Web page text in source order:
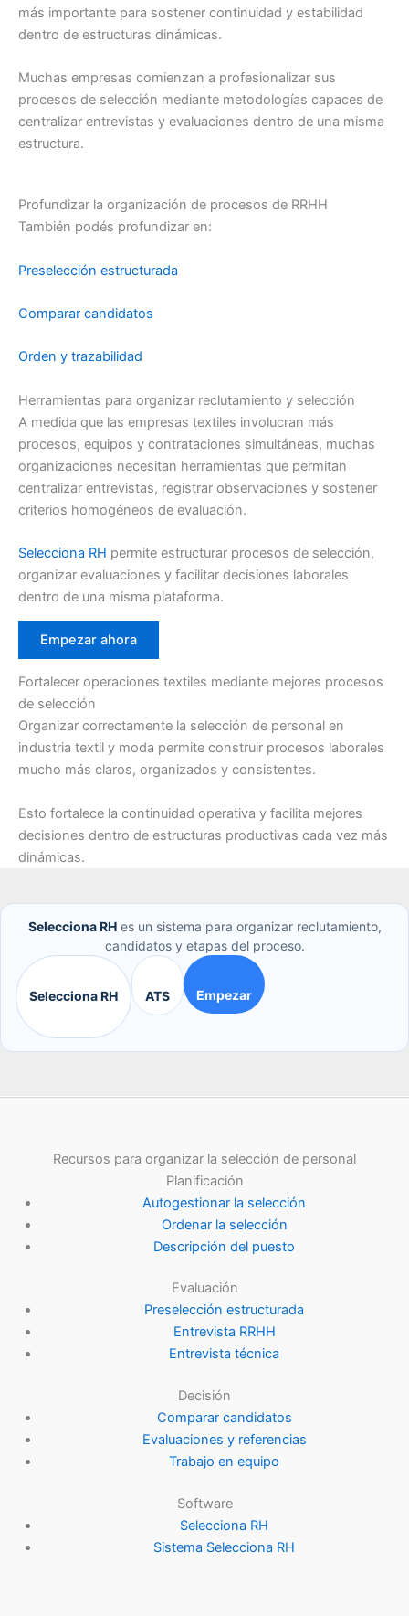
más importante para sostener continuidad y estabilidad
dentro de estructuras dinámicas.
Muchas empresas comienzan a profesionalizar sus
procesos de selección mediante metodologías capaces de
centralizar entrevistas y evaluaciones dentro de una misma
estructura.
Profundizar la organización de procesos de RRHH
También podés profundizar en:
Preselección estructurada
Comparar candidatos
Orden y trazabilidad
Herramientas para organizar reclutamiento y selección
A medida que las empresas textiles involucran más
procesos, equipos y contrataciones simultáneas, muchas
organizaciones necesitan herramientas que permitan
centralizar entrevistas, registrar observaciones y sostener
criterios homogéneos de evaluación.
Selecciona RH permite estructurar procesos de selección,
organizar evaluaciones y facilitar decisiones laborales
dentro de una misma plataforma.
Empezar ahora
Fortalecer operaciones textiles mediante mejores procesos
de selección
Organizar correctamente la selección de personal en
industria textil y moda permite construir procesos laborales
mucho más claros, organizados y consistentes.
Esto fortalece la continuidad operativa y facilita mejores
decisiones dentro de estructuras productivas cada vez más
dinámicas.
Selecciona RHes un sistema para organizar reclutamiento,
candidatos y etapas del proceso.
Selecciona RH ATS Empezar
Recursos para organizar la selección de personal
Planificación
Autogestionar la selección
Ordenar la selección
Descripción del puesto
Evaluación
Preselección estructurada
Entrevista RRHH
Entrevista técnica
Decisión
Comparar candidatos
Evaluaciones y referencias
Trabajo en equipo
Software
Selecciona RH
Sistema Selecciona RH